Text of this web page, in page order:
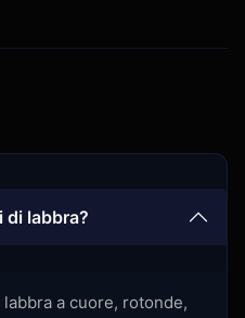
di labbra?
a cuore, rotonde,